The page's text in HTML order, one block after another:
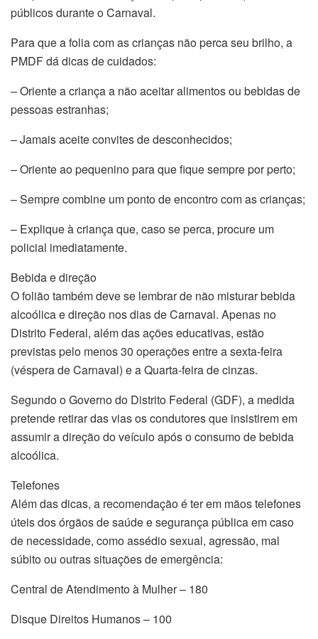
públicos durante o Carnaval.
Para que a folia com as crianças não perca seu brilho, a
PMDF dá dicas de cuidados:
– Oriente a criança a não aceitar alimentos ou bebidas de
pessoas estranhas;
– Jamais aceite convites de desconhecidos;
– Oriente ao pequenino para que fique sempre por perto;
– Sempre combine um ponto de encontro com as crianças;
– Explique à criança que, caso se perca, procure um
policial imediatamente.
Bebida e direção
O folião também deve se lembrar de não misturar bebida
alcoólica e direção nos dias de Carnaval. Apenas no
Distrito Federal, além das ações educativas, estão
previstas pelo menos 30 operações entre a sexta-feira
(véspera de Carnaval) e a Quarta-feira de cinzas.
Segundo o Governo do Distrito Federal (GDF), a medida
pretende retirar das vias os condutores que insistirem em
assumir a direção do veículo após o consumo de bebida
alcoólica.
Telefones
Além das dicas, a recomendação é ter em mãos telefones
úteis dos órgãos de saúde e segurança pública em caso
de necessidade, como assédio sexual, agressão, mal
súbito ou outras situações de emergência:
Central de Atendimento à Mulher – 180
Disque Direitos Humanos – 100